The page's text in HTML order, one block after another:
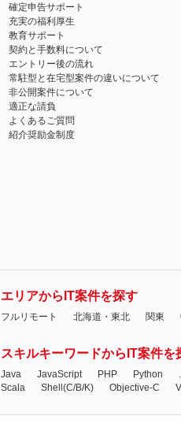
確定申告サポート
充実の福利厚生
教育サポート
契約と手数料について
エントリー後の流れ
常駐型と在宅型案件の違いについて
非公開案件について
適正な請負
よくあるご質問
紹介奨励金制度
エリアからIT案件を探す
フルリモート 北海道・東北 関東
スキルキーワードからIT案件を
Java JavaScript PHP Python
Scala
Shell(C/B/K) Objective-C